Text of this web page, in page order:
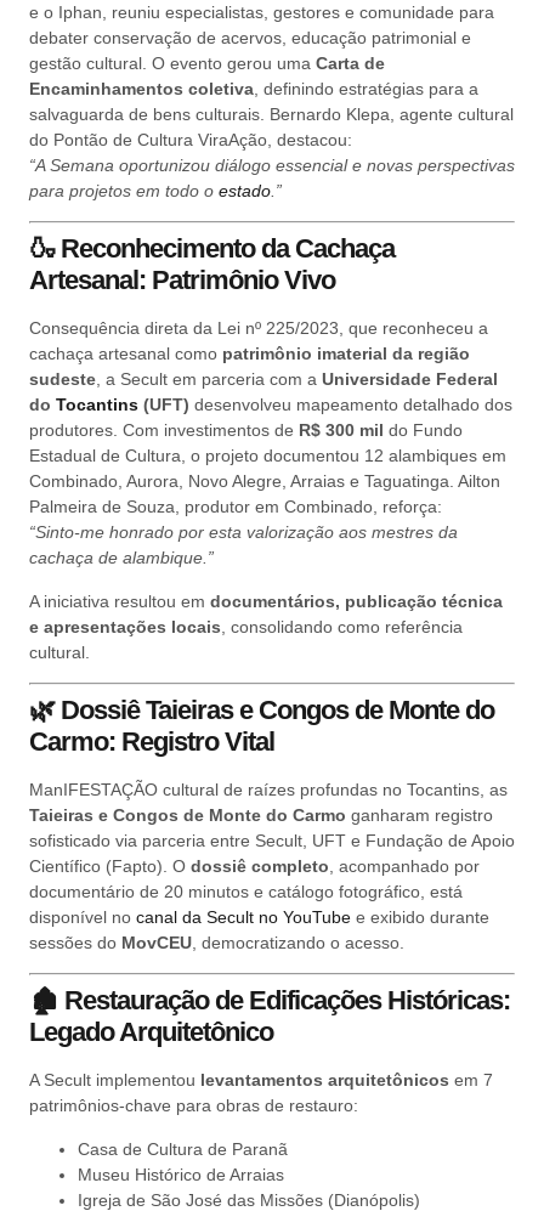
e o Iphan, reuniu especialistas, gestores e comunidade para
debater conservação de acervos, educação patrimonial e
gestão cultural. O evento gerou uma Carta de
Encaminhamentos coletiva , definindo estratégias para a
salvaguarda de bens culturais. Bernardo Klepa, agente cultural
do Pontão de Cultura ViraAção, destacou:
“A Semana oportunizou diálogo essencial e novas perspectivas
para projetos em todo o estado .”
🍶 Reconhecimento da Cachaça
Artesanal: Patrimônio Vivo
Consequência direta da Lei nº 225/2023, que reconheceu a
cachaça artesanal como patrimônio imaterial da região
sudeste , a Secult em parceria com a Universidade Federal
do Tocantins (UFT) desenvolveu mapeamento detalhado dos
produtores. Com investimentos de R$ 300 mil do Fundo
Estadual de Cultura, o projeto documentou 12 alambiques em
Combinado, Aurora, Novo Alegre, Arraias e Taguatinga. Ailton
Palmeira de Souza, produtor em Combinado, reforça:
“Sinto-me honrado por esta valorização aos mestres da
cachaça de alambique.”
A iniciativa resultou em documentários, publicação técnica
e apresentações locais , consolidando como referência
cultural.
🌿 Dossiê Taieiras e Congos de Monte do
Carmo: Registro Vital
ManIFESTAÇÃO cultural de raízes profundas no Tocantins, as
Taieiras e Congos de Monte do Carmo ganharam registro
sofisticado via parceria entre Secult, UFT e Fundação de Apoio
Científico (Fapto). O dossiê completo , acompanhado por
documentário de 20 minutos e catálogo fotográfico, está
disponível no canal da Secult no YouTube e exibido durante
sessões do MovCEU , democratizando o acesso.
🏚️ Restauração de Edificações Históricas:
Legado Arquitetônico
A Secult implementou levantamentos arquitetônicos em 7
patrimônios-chave para obras de restauro:
Casa de Cultura de Paranã
Museu Histórico de Arraias
Igreja de São José das Missões (Dianópolis)